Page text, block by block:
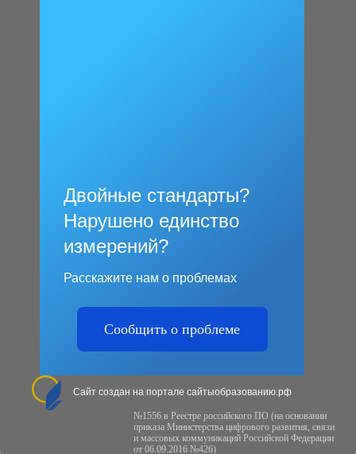
Двойные стандарты?
Нарушено единство
измерений?
Расскажите нам о проблемах
Сообщить о проблеме
Сайт создан на портале сайтыобразованию.рф
№1556 в Реестре российского ПО (на основании
приказа Министерства цифрового развития, связи
и массовых коммуникаций Российской Федерации
от 06.09.2016 №426)